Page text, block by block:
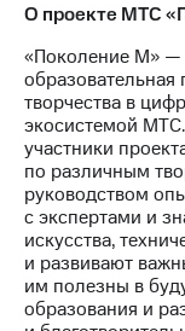
деловая этика
На главную
О проекте МТС
«Поколение М» —
образовательная
творчества в
экосистемой
участники
по различным
руководством
с экспертами и
искусства,
и развивают
им полезны в
образования и